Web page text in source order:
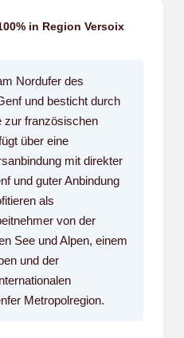
in Region Versoix
Nordufer des
und besticht durch
zur französischen
über eine
mit direkter
und guter Anbindung
als
von der
See und Alpen, einem
und der
Metropolregion.